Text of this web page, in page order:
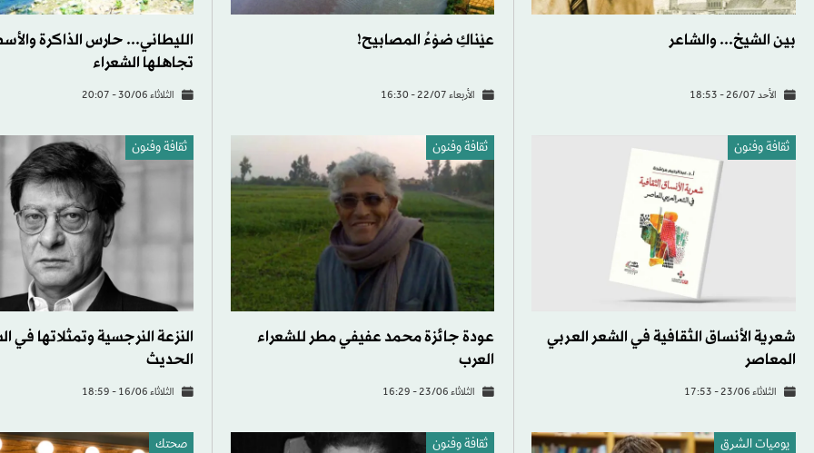
بين الشيخ... والشاعر
الأحد 26/07 - 18:53
عيْناكِ ضوْءُ المصابيح!
الأربعاء 22/07 - 16:30
الليطاني... حارس الذاكرة
تجاهلها الشعراء
الثلاثاء 30/06 - 20:07
ثقافة وفنون
شعرية الأنساق الثقافية في الشعر العربي
المعاصر
الثلاثاء 23/06 - 17:53
ثقافة وفنون
عودة جائزة محمد عفيفي مطر للشعراء
العرب
الثلاثاء 23/06 - 16:29
ثقافة وفنون
النزعة النرجسية وتمثلاتها في
الحديث
الثلاثاء 16/06 - 18:59
يوميات الشرق ثقافة وفنون صحتك